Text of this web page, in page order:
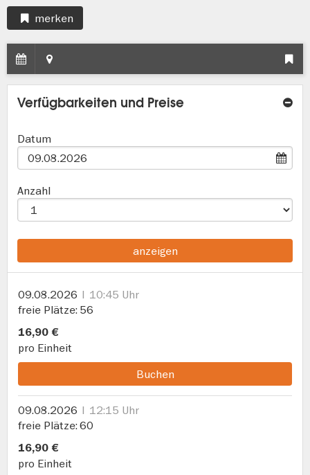
merken
Verfügbarkeiten und Preise
Datum
Anzahl
anzeigen
09.08.2026
10:45 Uhr
freie Plätze 56
16,90 €
pro Einheit
Buchen
09.08.2026
12:15 Uhr
freie Plätze 60
16,90 €
pro Einheit